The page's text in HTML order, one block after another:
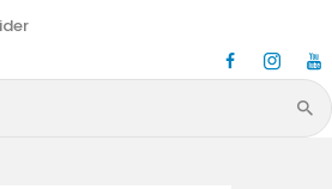
Vidéos
en ligne